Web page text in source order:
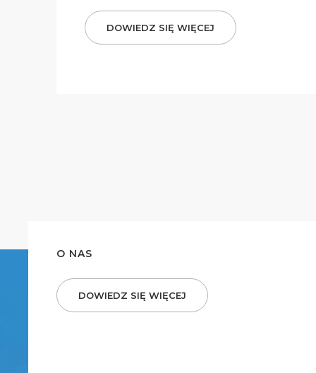
DOWIEDZ SIĘ WIĘCEJ
O NAS
DOWIEDZ SIĘ WIĘCEJ